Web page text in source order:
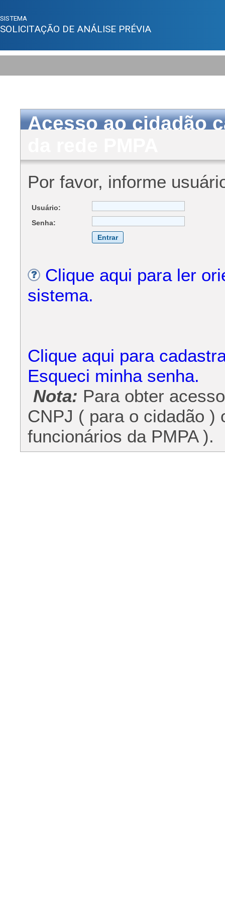
SISTEMA
SOLICITAÇÃO DE ANÁLISE PRÉVIA
Acesso ao cidadão
Por favor, informe
Usuário:
Senha:
Clique aqui para ler
sistema.
Clique aqui para
Esqueci minha senha.
Nota: Para obter
CNPJ ( para o cidadão )
funcionários da PMPA ).